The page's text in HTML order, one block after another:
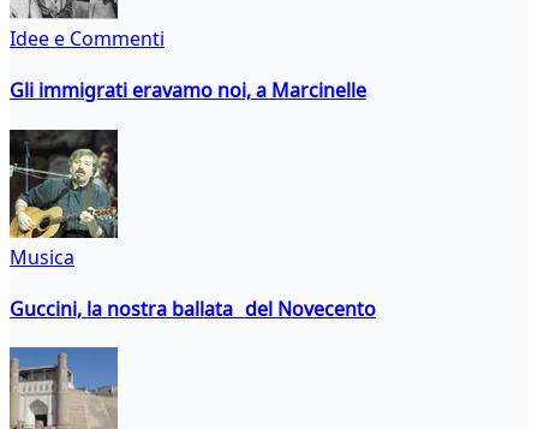
Idee e Commenti
Gli immigrati eravamo noi, a Marcinelle
Musica
Guccini, la nostra ballata del Novecento